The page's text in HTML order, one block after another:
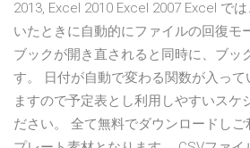
2013, Excel 2010 Excel 2007 Excel で
いたときに自動的にファイルの回復モ
ブックが開き直されると同時に、ブッ
す。 日付が自動で変わる関数が入っ
ますので予定表とし利用しやすいスケ
ださい。 全て無料でダウンロードし